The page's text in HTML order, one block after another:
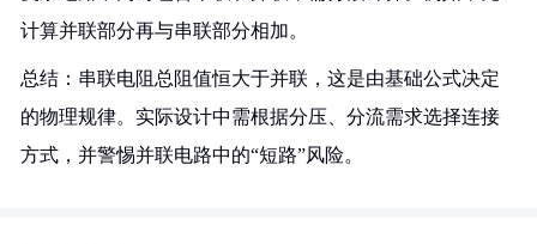
计算并联部分再与串联部分相加。
总结：串联电阻总阻值恒大于并联，这是由基础公式决定
的物理规律。实际设计中需根据分压、分流需求选择连接
方式，并警惕并联电路中的“短路”风险。